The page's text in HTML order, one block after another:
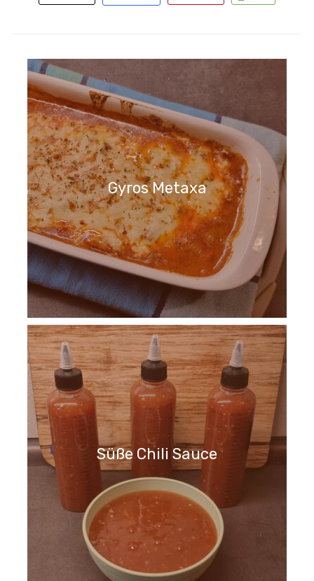
Gyros Metaxa
Süße Chili Sauce